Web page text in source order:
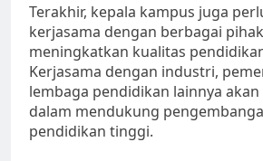
Terakhir, kepala kampus juga
kerjasama dengan berbagai
meningkatkan kualitas
Kerjasama dengan industri,
lembaga pendidikan lainnya
dalam mendukung
pendidikan tinggi.